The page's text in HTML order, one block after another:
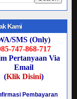
Kami
SMS (Only)
747-868-717
Pertanyaan Via
Email
(Klik Disini)
Pembayaran